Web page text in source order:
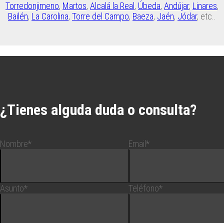
Torredonjimeno, Martos, Alcalá la Real , Úbeda, Andújar, Linares,
Bailén, La Carolina, Torre del Campo, Baeza, Jaén, Jódar, etc..
¿Tienes alguda duda o consulta?
Nombre*
Asunto*
Email*
Teléfono*